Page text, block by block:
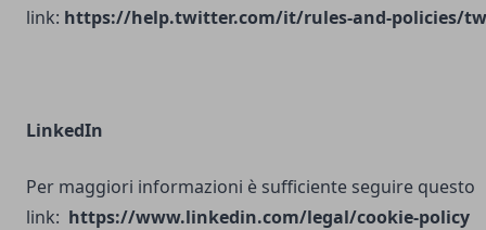
link: https://help.twitter.com/it/rules-and-policies/
LinkedIn
Per maggiori informazioni è sufficiente seguire questo
link: https://www.linkedin.com/legal/cookie-policy